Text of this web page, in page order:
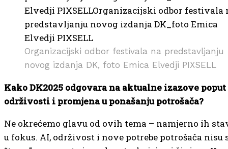
Organizacijski odbor festivala na predstavljanju
novog izdanja DK, foto Emica Elvedji PIXSELL
Kako DK2025 odgovara na aktualne izazove poput
održivosti i promjena u ponašanju potrošača?
Ne okrećemo glavu od ovih tema – namjerno ih
u fokus. AI, održivost i nove potrebe potrošača nisu